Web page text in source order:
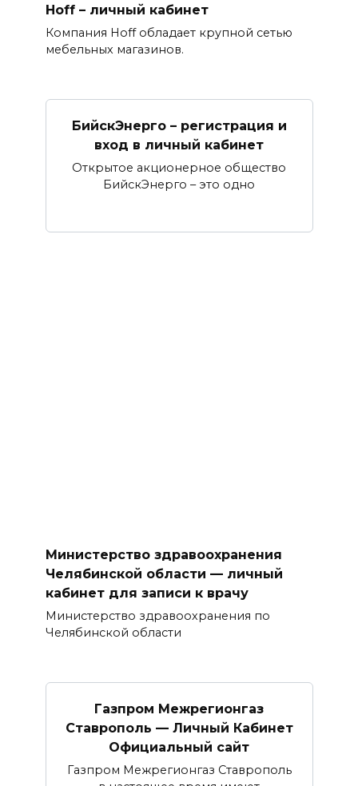
Hoff – личный кабинет
Компания Hoff обладает крупной сетью
мебельных магазинов.
БийскЭнерго – регистрация и
вход в личный кабинет
Открытое акционерное общество
БийскЭнерго – это одно
Министерство здравоохранения
Челябинской области — личный
кабинет для записи к врачу
Министерство здравоохранения по
Челябинской области
Газпром Межрегионгаз
Ставрополь — Личный Кабинет
Официальный сайт
Газпром Межрегионгаз Ставрополь